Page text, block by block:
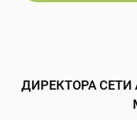
ДИРЕКТОРА